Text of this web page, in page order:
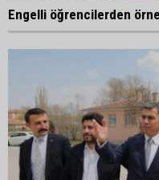
Engelli öğrencilerden